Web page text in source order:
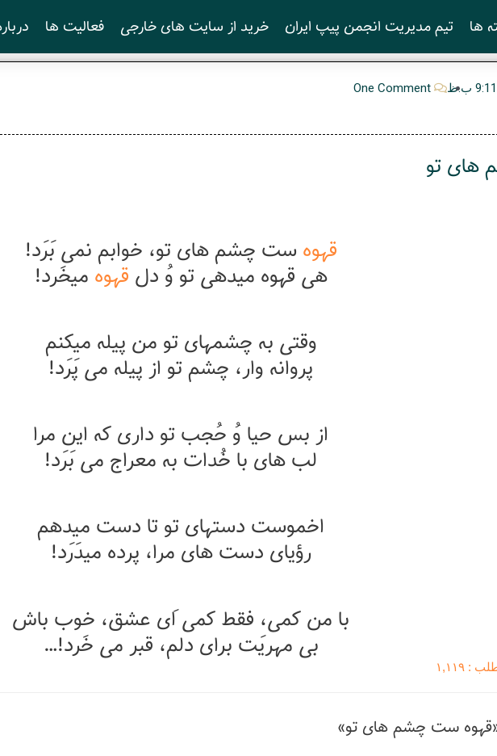
ها تیم مدیریت انجمن پیپ ایران خرید از سایت های خارجی فعالیت ها
9:11 ب.ظ One Comment
های تو
قهوه ست چشم های تو، خوابم نمی بَرَد!
هی قهوه میدهی تو وُ دل قهوه میخَرد!
وقتی به چشمهای تو من پیله میکنم
پروانه وار، چشم تو از پیله می پَرَد!
از بس حیا وُ حُجب تو داری که این مرا
لب های با خُدات به معراج می بَرَد!
اخموست دستهای تو تا دست میدهم
رؤیای دست های مرا، پرده میدَرَد!
با من کمی، فقط کمی اَی عشق، خوب باش
بی مهریَت برای دلم، قبر می خَرد!…
: ۱,۱۱۹